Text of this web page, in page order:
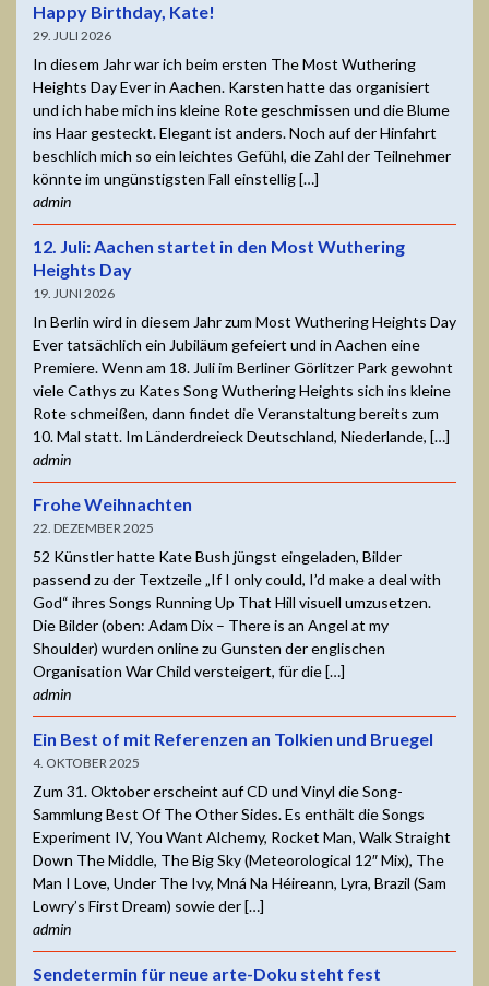
Happy Birthday, Kate!
29. JULI 2026
In diesem Jahr war ich beim ersten The Most Wuthering
Heights Day Ever in Aachen. Karsten hatte das organisiert
und ich habe mich ins kleine Rote geschmissen und die Blume
ins Haar gesteckt. Elegant ist anders. Noch auf der Hinfahrt
beschlich mich so ein leichtes Gefühl, die Zahl der Teilnehmer
könnte im ungünstigsten Fall einstellig […]
admin
12. Juli: Aachen startet in den Most Wuthering
Heights Day
19. JUNI 2026
In Berlin wird in diesem Jahr zum Most Wuthering Heights Day
Ever tatsächlich ein Jubiläum gefeiert und in Aachen eine
Premiere. Wenn am 18. Juli im Berliner Görlitzer Park gewohnt
viele Cathys zu Kates Song Wuthering Heights sich ins kleine
Rote schmeißen, dann findet die Veranstaltung bereits zum
10. Mal statt. Im Länderdreieck Deutschland, Niederlande, […]
admin
Frohe Weihnachten
22. DEZEMBER 2025
52 Künstler hatte Kate Bush jüngst eingeladen, Bilder
passend zu der Textzeile „If I only could, I’d make a deal with
God“ ihres Songs Running Up That Hill visuell umzusetzen.
Die Bilder (oben: Adam Dix – There is an Angel at my
Shoulder) wurden online zu Gunsten der englischen
Organisation War Child versteigert, für die […]
admin
Ein Best of mit Referenzen an Tolkien und Bruegel
4. OKTOBER 2025
Zum 31. Oktober erscheint auf CD und Vinyl die Song-
Sammlung Best Of The Other Sides. Es enthält die Songs
Experiment IV, You Want Alchemy, Rocket Man, Walk Straight
Down The Middle, The Big Sky (Meteorological 12″ Mix), The
Man I Love, Under The Ivy, Mná Na Héireann, Lyra, Brazil (Sam
Lowry’s First Dream) sowie der […]
admin
Sendetermin für neue arte-Doku steht fest